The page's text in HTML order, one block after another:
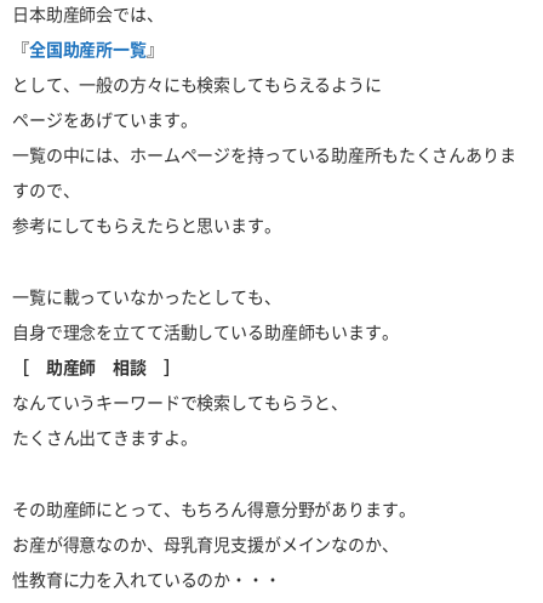
日本助産師会では、
『全国助産所一覧』
として、一般の方々にも検索してもらえるように
ページをあげています。
一覧の中には、ホームページを持っている助産所もたくさんありま
すので、
参考にしてもらえたらと思います。
一覧に載っていなかったとしても、
自身で理念を立てて活動している助産師もいます。
［ 助産師 相談 ］
なんていうキーワードで検索してもらうと、
たくさん出てきますよ。
その助産師にとって、もちろん得意分野があります。
お産が得意なのか、母乳育児支援がメインなのか、
性教育に力を入れているのか・・・